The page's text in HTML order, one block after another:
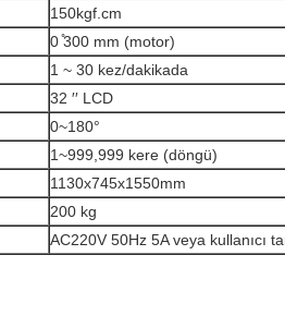
150kgf.cm
0 ̊300 mm (motor)
1 ~ 30 kez/dakikada
32 ′′ LCD
0~180°
1~999,999 kere (döngü)
1130x745x1550mm
200 kg
AC220V 50Hz 5A veya kullanıcı